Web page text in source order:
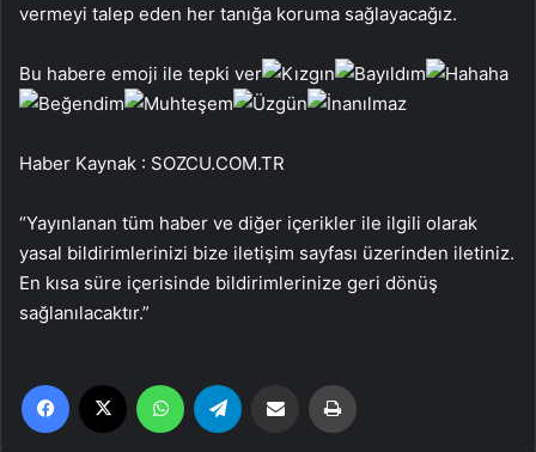
vermeyi talep eden her tanığa koruma sağlayacağız.
Bu habere emoji ile tepki ver
Haber Kaynak : SOZCU.COM.TR
“Yayınlanan tüm haber ve diğer içerikler ile ilgili olarak
yasal bildirimlerinizi bize iletişim sayfası üzerinden iletiniz.
En kısa süre içerisinde bildirimlerinize geri dönüş
sağlanılacaktır.”
Facebook WhatsApp Email'den paylaş